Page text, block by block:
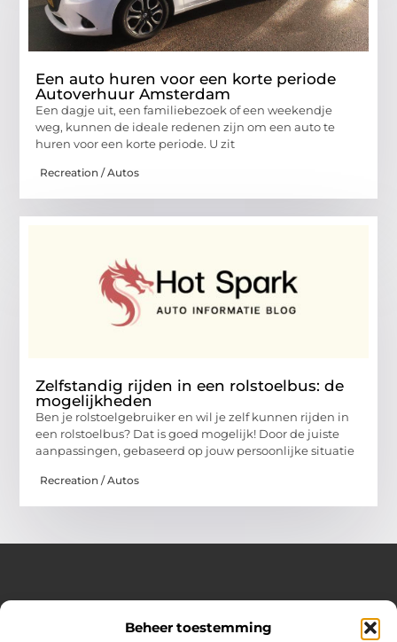
Beheer toestemming
Een auto huren voor een korte periode
Autoverhuur Amsterdam
Een dagje uit, een familiebezoek of een weekendje
weg, kunnen de ideale redenen zijn om een auto te
huren voor een korte periode. U zit
Recreation / Autos
Zelfstandig rijden in een rolstoelbus: de
mogelijkheden
Ben je rolstoelgebruiker en wil je zelf kunnen rijden in
een rolstoelbus? Dat is goed mogelijk! Door de juiste
aanpassingen, gebaseerd op jouw persoonlijke situatie
Recreation / Autos
Jouw bron voor inspiratie en praktische tips voor het